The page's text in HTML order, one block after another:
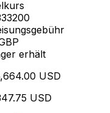
erhält
USD
USD